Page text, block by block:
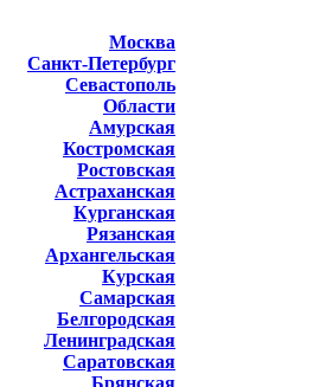
Москва
Санкт-Петербург
Севастополь
Области
Амурская
Костромская
Ростовская
Астраханская
Курганская
Рязанская
Архангельская
Курская
Самарская
Белгородская
Ленинградская
Саратовская
Брянская